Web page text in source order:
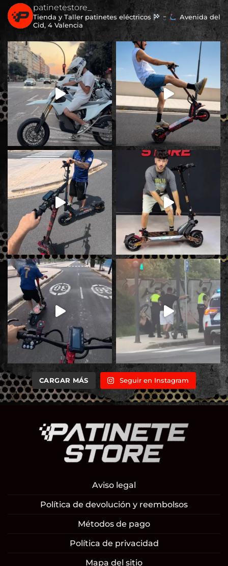
patinetestore_
Tienda y Taller patinetes eléctricos
Avenida del
Cid, 4 Valencia
CARGAR MÁS Seguir en Instagram
Aviso legal
Política de devolución y reembolsos
Métodos de pago
Política de privacidad
Mapa del sitio